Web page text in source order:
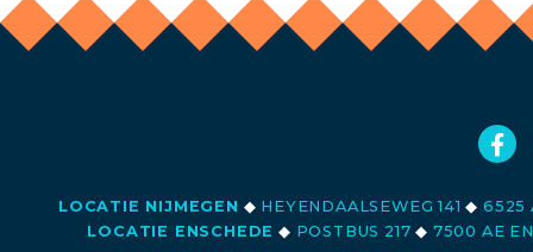
LOCATIE NIJMEGEN ◆ HEYENDAALSEWEG 141◆ 6525
LOCATIE ENSCHEDE ◆ POSTBUS 217◆ 7500 AE